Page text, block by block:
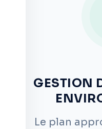
GESTION
Le plan